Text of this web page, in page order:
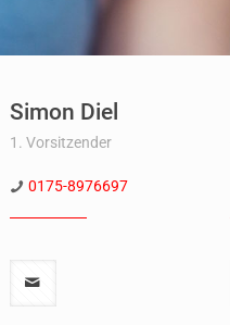
Simon Diel
1. Vorsitzender
0175-8976697